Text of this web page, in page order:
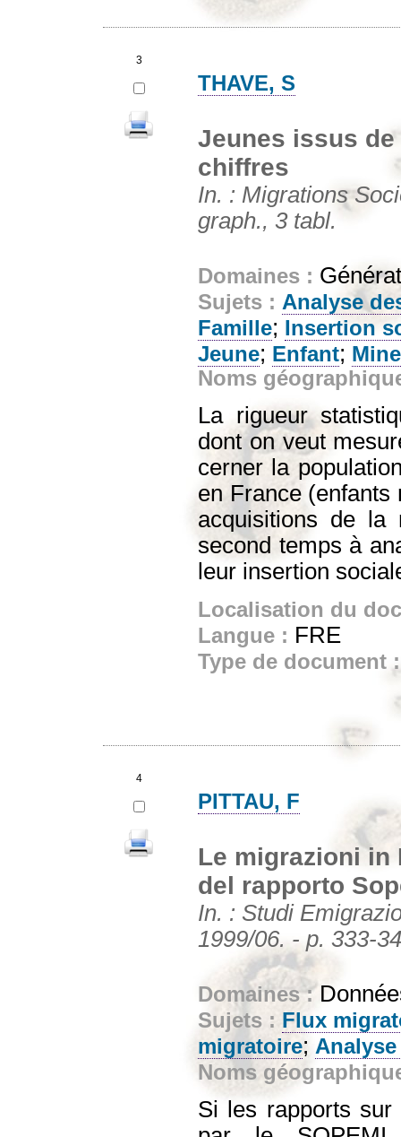
3
THAVE, S
Jeunes issus
chiffres
In. : Migrations
graph., 3 tabl.
Domaines :
Sujets : Analyse
Famille; Insertion
Jeune; Enfant;
Noms
La rigueur
dont on veut
cerner la
en France (enfants
acquisitions de la
second temps à
leur insertion
Localisation du
Langue : FRE
Type de document
4
PITTAU, F
Le migrazioni in
del rapporto
In. : Studi
1999/06. - p. 333-
Domaines :
Sujets : Flux
migratoire;
Noms
Si les rapports sur